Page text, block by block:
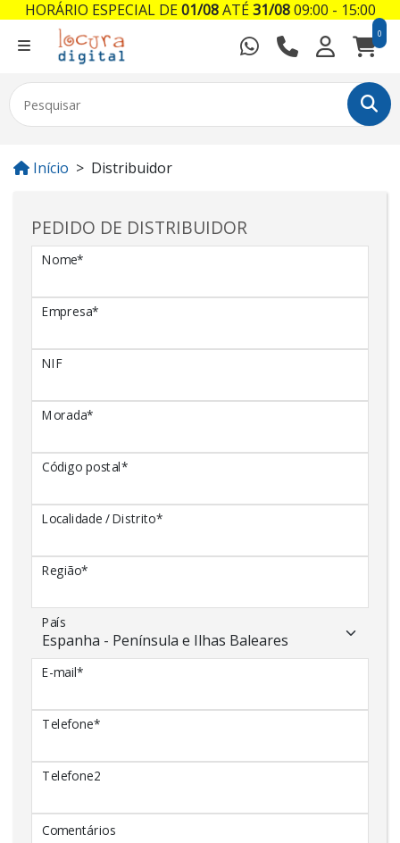
0
Início Distribuidor
PEDIDO DE DISTRIBUIDOR
Nome*
Empresa*
NIF
Morada*
Código postal*
Localidade / Distrito*
Região*
País
E-mail*
Telefone*
Telefone2
Comentários
HORÁRIO ESPECIAL DE01/08ATÉ31/0809:00 - 15:00